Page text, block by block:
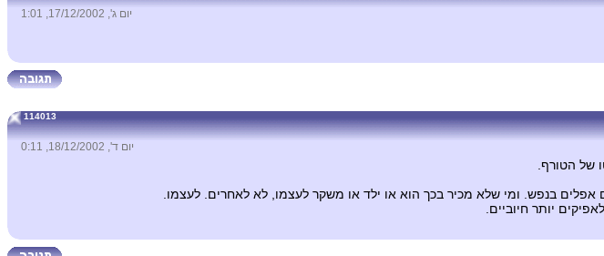
יום ג', 17/12/2002, 1:01
114013
יום ד', 18/12/2002, 0:11
של הטורף.
בנפש. ומי שלא מכיר בכך הוא או ילד או משקר לעצמו, לא לאחרים. לעצמו.
יותר חיוביים.